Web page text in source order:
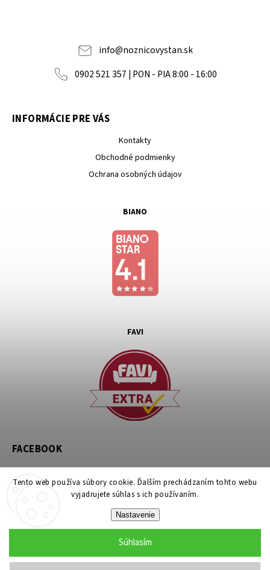
Tento web používa súbory cookie. Ďalším prechádzaním tohto webu
vyjadrujete súhlas s ich používaním.
Nastavenie
Súhlasím
info@noznicovystan.sk
0902 521 357 | PON - PIA 8:00 - 16:00
INFORMÁCIE PRE VÁS
Kontakty
Obchodné podmienky
Ochrana osobných údajov
BIANO
FAVI
FACEBOOK
noznicovystan.sk